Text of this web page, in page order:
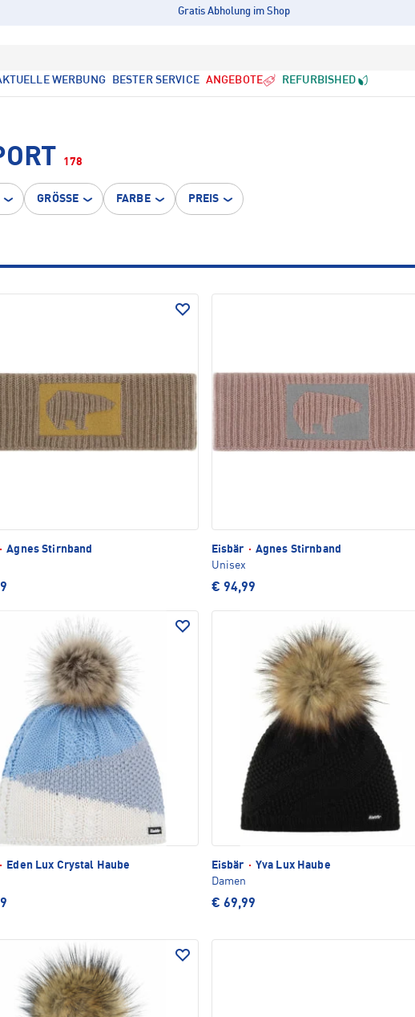
Gratis Abholung im Shop
WERBUNG BESTER SERVICE ANGEBOTE REFURBISHED
178
GRÖSSE FARBE PREIS
· Agnes Stirnband
Eisbär · Agnes Stirnband
Unisex
€ 94,99
·
Eden Lux Crystal Haube
Eisbär · Yva Lux Haube
Damen
€ 69,99